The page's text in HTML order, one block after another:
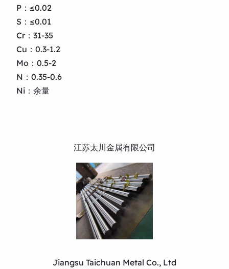
P：≤0.02
S：≤0.01
Cr：31-35
Cu：0.3-1.2
Mo：0.5-2
N：0.35-0.6
Ni：余量
江苏太川金属有限公司
Jiangsu Taichuan Metal Co., Ltd